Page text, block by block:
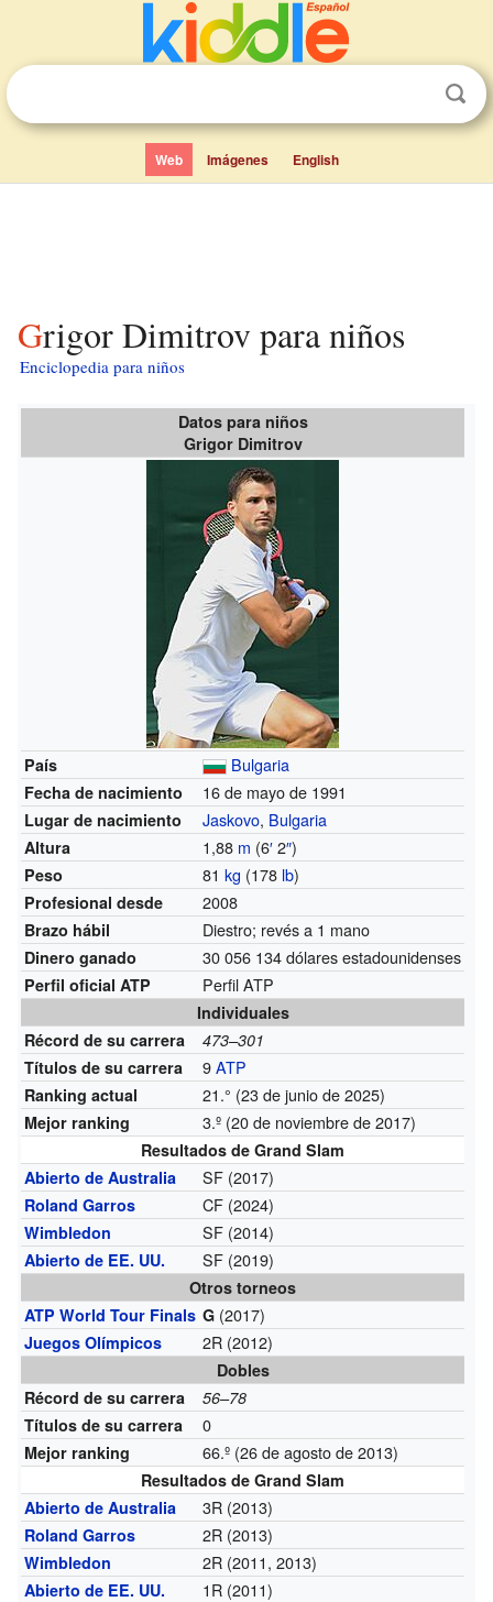
Web Imágenes English
Grigor Dimitrov para niños
Enciclopedia para niños
Datos para niños
Grigor Dimitrov
País Bulgaria
Fecha de nacimiento 16 de mayo de 1991
Lugar de nacimiento Jaskovo, Bulgaria
Altura 1,88 m (6′2″)
Peso 81kg (178 lb)
Profesional desde 2008
Brazo hábil Diestro; revés a 1 mano
Dinero ganado 30 056 134 dólares estadounidenses
Perfil oficial ATP Perfil ATP
Individuales
Récord de su carrera
473–301
Títulos de su carrera
9ATP
Ranking actual 21.° (23 de junio de 2025)
Mejor ranking 3.º (20 de noviembre de 2017)
Resultados de Grand Slam
Abierto de Australia
SF (2017)
Roland Garros CF (2024)
Wimbledon SF (2014)
Abierto de EE. UU. SF (2019)
Otros torneos
ATP World Tour Finals G (2017)
Juegos Olímpicos 2R (2012)
Dobles
Récord de su carrera
56–78
Títulos de su carrera
0
Mejor ranking 66.º (26 de agosto de 2013)
Resultados de Grand Slam
Abierto de Australia
3R (2013)
Roland Garros 2R (2013)
Wimbledon 2R (2011, 2013)
Abierto de EE. UU. 1R (2011)